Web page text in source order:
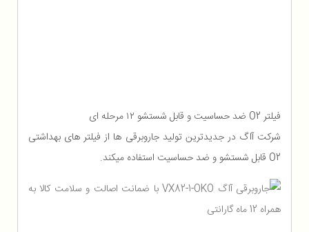
فیلتر O2 ضد حساسیت و قابل شستشو ۱۲ مرحله ای
شرکت آاگ در جدیدترین تولید جاروبرقی ها از فیلتر های بهداشتی
O2 قابل شستشو و ضد حساسیت استفاده میکند.